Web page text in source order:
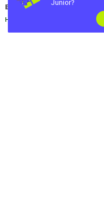
в
Яндекс Дзени
новь
Junior?